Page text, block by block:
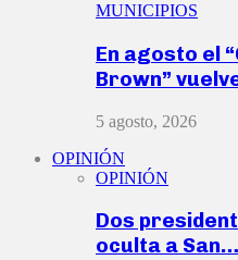
MUNICIPIOS
En agosto el
Brown”
5 agosto, 2026
OPINIÓN
OPINIÓN
Dos
oculta a San…